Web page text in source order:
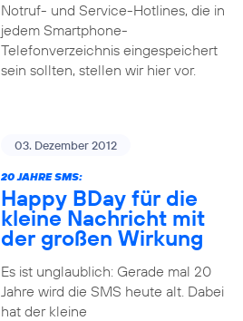
Notruf- und Service-Hotlines, die in
jedem Smartphone-
Telefonverzeichnis eingespeichert
sein sollten, stellen wir hier vor.
03. Dezember 2012
20 JAHRE SMS:
Happy BDay für die
kleine Nachricht mit
der großen Wirkung
Es ist unglaublich: Gerade mal 20
Jahre wird die SMS heute alt. Dabei
hat der kleine